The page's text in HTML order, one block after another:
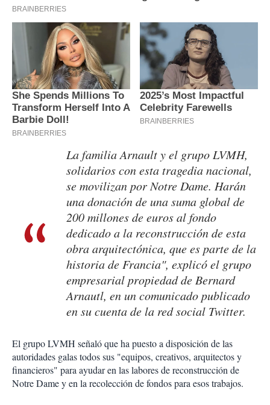
La familia Arnault y el grupo LVMH,
solidarios con esta tragedia nacional,
se movilizan por Notre Dame. Harán
una donación de una suma global de
200 millones de euros al fondo
dedicado a la reconstrucción de esta
obra arquitectónica, que es parte de la
historia de Francia", explicó el grupo
empresarial propiedad de Bernard
Arnautl, en un comunicado publicado
en su cuenta de la red social Twitter.
El grupo LVMH señaló que ha puesto a disposición de las
autoridades galas todos sus "equipos, creativos, arquitectos y
financieros" para ayudar en las labores de reconstrucción de
Notre Dame y en la recolección de fondos para esos trabajos.